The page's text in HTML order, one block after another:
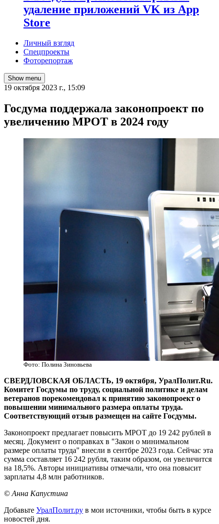
удаление приложений VK из App
Store
Личный взгляд
Спецпроекты
Фоторепортаж
Show menu
19 октября 2023 г., 15:09
Госдума поддержала законопроект по
увеличению МРОТ в 2024 году
Фото: Полина Зиновьева
СВЕРДЛОВСКАЯ ОБЛАСТЬ, 19 октября, УралПолит.Ru.
Комитет Госдумы по труду, социальной политике и делам
ветеранов порекомендовал к принятию законопроект о
повышении минимального размера оплаты труда.
Соответствующий отзыв размещен на сайте Госдумы.
Законопроект предлагает повысить МРОТ до 19 242 рублей в
месяц. Документ о поправках в "Закон о минимальном
размере оплаты труда" внесли в сентбре 2023 года. Сейчас эта
сумма составляет 16 242 рубля, таким образом, он увеличится
на 18,5%. Авторы инициативы отмечали, что она повысит
зарплаты 4,8 млн работников.
© Анна Капустина
Добавьте УралПолит.ру в мои источники, чтобы быть в курсе
новостей дня.